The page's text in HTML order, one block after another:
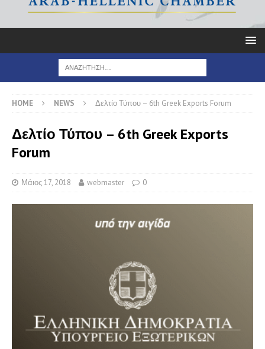
HOME NEWS Δελτίο Τύπου – 6th Greek Exports Forum
Δελτίο Τύπου – 6th Greek Exports
Forum
Μάιος 17, 2018 webmaster 0